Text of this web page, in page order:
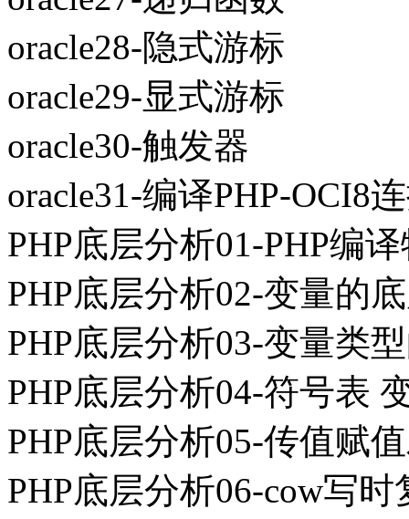
oracle28-隐式游标
oracle29-显式游标
oracle30-触发器
oracle31-编译PHP-OCI8
PHP底层分析01-PHP编
PHP底层分析02-变量的
PHP底层分析03-变量类
PHP底层分析04-符号表
PHP底层分析05-传值赋
PHP底层分析06-cow写时